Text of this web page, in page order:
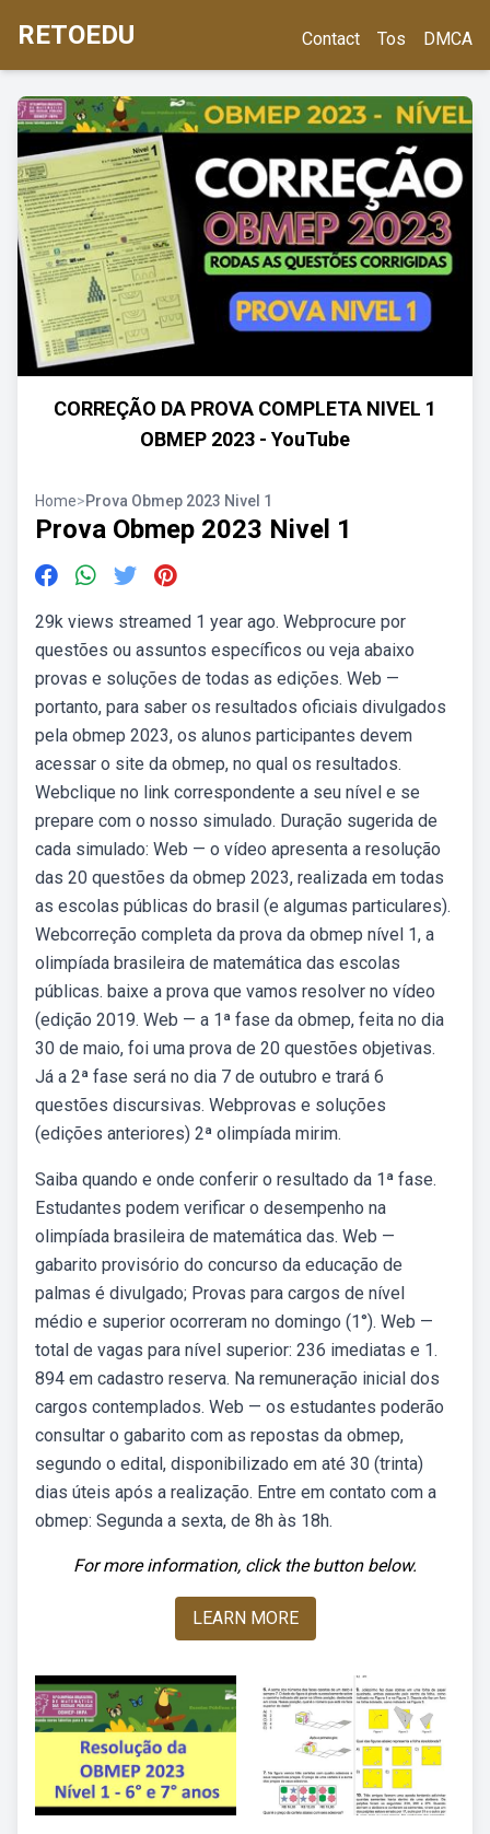
RETOEDU Contact Tos DMCA
CORREÇÃO DA PROVA COMPLETA NIVEL 1
OBMEP 2023 - YouTube
Home>Prova Obmep 2023 Nivel 1
Prova Obmep 2023 Nivel 1
29k views streamed 1 year ago. Webprocure por
questões ou assuntos específicos ou veja abaixo
provas e soluções de todas as edições. Web —
portanto, para saber os resultados oficiais divulgados
pela obmep 2023, os alunos participantes devem
acessar o site da obmep, no qual os resultados.
Webclique no link correspondente a seu nível e se
prepare com o nosso simulado. Duração sugerida de
cada simulado: Web — o vídeo apresenta a resolução
das 20 questões da obmep 2023, realizada em todas
as escolas públicas do brasil (e algumas particulares).
Webcorreção completa da prova da obmep nível 1, a
olimpíada brasileira de matemática das escolas
públicas. baixe a prova que vamos resolver no vídeo
(edição 2019. Web — a 1ª fase da obmep, feita no dia
30 de maio, foi uma prova de 20 questões objetivas.
Já a 2ª fase será no dia 7 de outubro e trará 6
questões discursivas. Webprovas e soluções
(edições anteriores) 2ª olimpíada mirim.
Saiba quando e onde conferir o resultado da 1ª fase.
Estudantes podem verificar o desempenho na
olimpíada brasileira de matemática das. Web —
gabarito provisório do concurso da educação de
palmas é divulgado; Provas para cargos de nível
médio e superior ocorreram no domingo (1°). Web —
total de vagas para nível superior: 236 imediatas e 1.
894 em cadastro reserva. Na remuneração inicial dos
cargos contemplados. Web — os estudantes poderão
consultar o gabarito com as repostas da obmep,
segundo o edital, disponibilizado em até 30 (trinta)
dias úteis após a realização. Entre em contato com a
obmep: Segunda a sexta, de 8h às 18h.
For more information, click the button below.
LEARN MORE